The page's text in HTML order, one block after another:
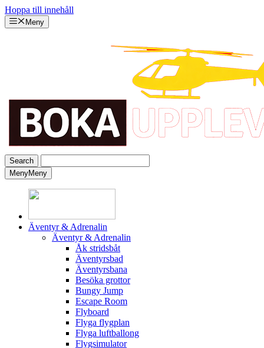
Hoppa till innehåll
Meny
MenyMeny
Äventyr & Adrenalin
Äventyr & Adrenalin
Åk stridsbåt
Äventyrsbad
Äventyrsbana
Besöka grottor
Bungy Jump
Escape Room
Flyboard
Flyga flygplan
Flyga luftballong
Flygsimulator